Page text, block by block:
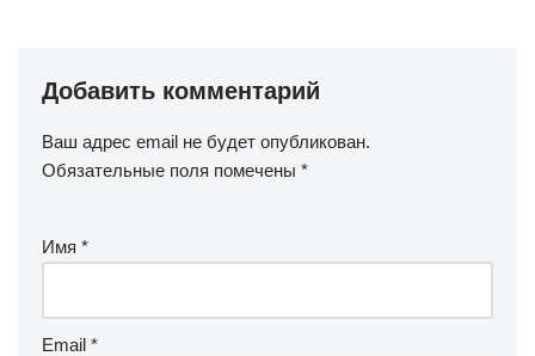
Добавить комментарий
Ваш адрес email не будет опубликован.
Обязательные поля помечены *
Имя *
Email *